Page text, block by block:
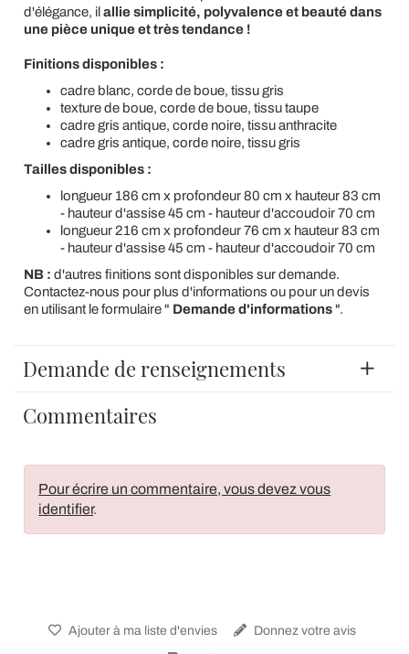
d'élégance, il allie simplicité, polyvalence et beauté dans
une pièce unique et très tendance !
Finitions disponibles :
cadre blanc, corde de boue, tissu gris
texture de boue, corde de boue, tissu taupe
cadre gris antique, corde noire, tissu anthracite
cadre gris antique, corde noire, tissu gris
Tailles disponibles :
longueur 186 cm x profondeur 80 cm x hauteur 83 cm
- hauteur d'assise 45 cm - hauteur d'accoudoir 70 cm
longueur 216 cm x profondeur 76 cm x hauteur 83 cm
- hauteur d'assise 45 cm - hauteur d'accoudoir 70 cm
NB : d'autres finitions sont disponibles sur demande.
Contactez-nous pour plus d'informations ou pour un devis
en utilisant le formulaire " Demande d'informations".
Demande de renseignements
Commentaires
Pour écrire un commentaire, vous devez vous
identifier.
Ajouter à ma liste d'envies Donnez votre avis